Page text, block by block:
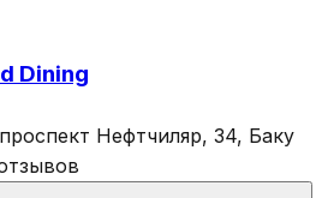
Dining
Нефтчиляр, 34, Баку